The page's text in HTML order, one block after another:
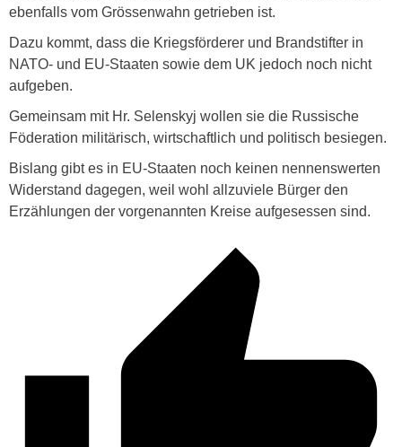
ebenfalls vom Grössenwahn getrieben ist.
Dazu kommt, dass die Kriegsförderer und Brandstifter in
NATO- und EU-Staaten sowie dem UK jedoch noch nicht
aufgeben.
Gemeinsam mit Hr. Selenskyj wollen sie die Russische
Föderation militärisch, wirtschaftlich und politisch besiegen.
Bislang gibt es in EU-Staaten noch keinen nennenswerten
Widerstand dagegen, weil wohl allzuviele Bürger den
Erzählungen der vorgenannten Kreise aufgesessen sind.